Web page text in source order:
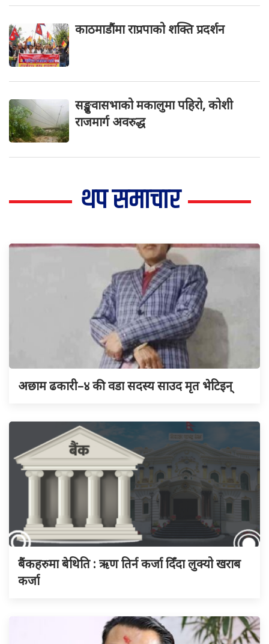
काठमाडौंमा राप्रपाको शक्ति प्रदर्शन
सङ्खुवासभाको मकालुमा पहिरो, कोशी
राजमार्ग अवरुद्ध
थप समाचार
अछाम ढकारी–४ की वडा सदस्य साउद मृत भेटिइन्
बैंकहरुमा बेथिति : ऋण तिर्न कर्जा दिँदा लुक्यो खराब
कर्जा